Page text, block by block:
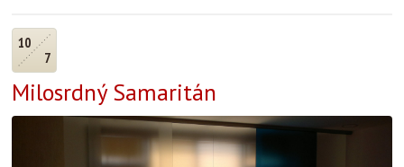
10
7
Milosrdný Samaritán